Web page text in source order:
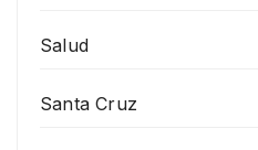
Salud
Santa Cruz